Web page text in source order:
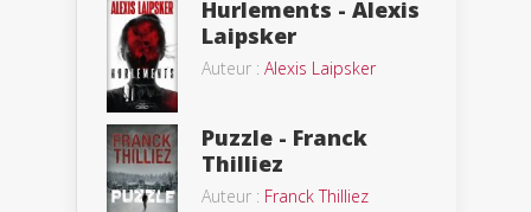
Hurlements - Alexis
Laipsker
Auteur : Alexis Laipsker
Puzzle - Franck
Thilliez
Auteur : Franck Thilliez